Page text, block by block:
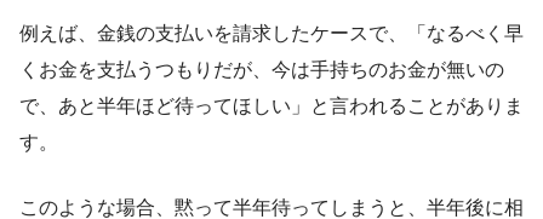
例えば、金銭の支払いを請求したケースで、「なるべく早
くお金を支払うつもりだが、今は手持ちのお金が無いの
で、あと半年ほど待ってほしい」と言われることがありま
す。
このような場合、黙って半年待ってしまうと、半年後に相